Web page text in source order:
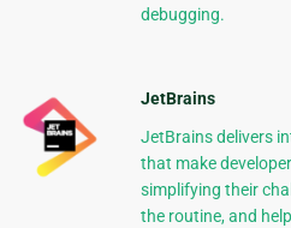
debugging.
JetBrains
JetBrains delivers
that make
simplifying their
the routine, and